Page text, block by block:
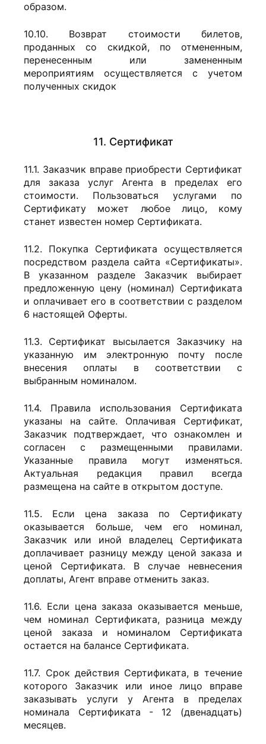
образом.
10.10. Возврат стоимости билетов,
проданных со скидкой, по отмененным,
перенесенным или замененным
мероприятиям осуществляется с учетом
полученных скидок
11. Сертификат
11.1. Заказчик вправе приобрести Сертификат
для заказа услуг Агента в пределах его
стоимости. Пользоваться услугами по
Сертификату может любое лицо, кому
станет известен номер Сертификата.
11.2. Покупка Сертификата осуществляется
посредством раздела сайта «Сертификаты».
В указанном разделе Заказчик выбирает
предложенную цену (номинал) Сертификата
и оплачивает его в соответствии с разделом
6 настоящей Оферты.
11.3. Сертификат высылается Заказчику на
указанную им электронную почту после
внесения оплаты в соответствии с
выбранным номиналом.
11.4. Правила использования Сертификата
указаны на сайте. Оплачивая Сертификат,
Заказчик подтверждает, что ознакомлен и
согласен с размещенными правилами.
Указанные правила могут изменяться.
Актуальная редакция правил всегда
размещена на сайте в открытом доступе.
11.5. Если цена заказа по Сертификату
оказывается больше, чем его номинал,
Заказчик или иной владелец Сертификата
доплачивает разницу между ценой заказа и
ценой Сертификата. В случае невнесения
доплаты, Агент вправе отменить заказ.
11.6. Если цена заказа оказывается меньше,
чем номинал Сертификата, разница между
ценой заказа и номиналом Сертификата
остается на балансе Сертификата.
11.7. Срок действия Сертификата, в течение
которого Заказчик или иное лицо вправе
заказывать услуги у Агента в пределах
номинала Сертификата - 12 (двенадцать)
месяцев.